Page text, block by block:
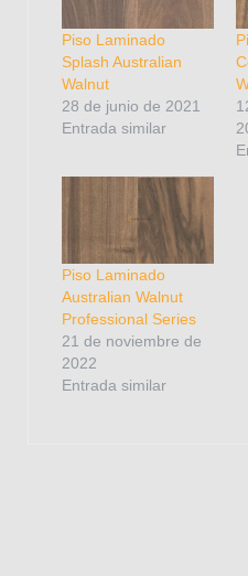
Piso Laminado
Splash Australian
Walnut
28 de junio de 2021
Entrada similar
Piso Laminado
Australian Walnut
Professional Series
21 de noviembre de
2022
Entrada similar